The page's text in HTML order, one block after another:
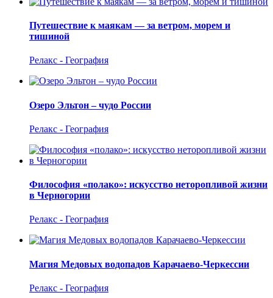
Путешествие к маякам — за ветром, морем и
тишиной
Релакс - География
Озеро Эльтон – чудо России
Релакс - География
Философия «полако»: искусство неторопливой жизни
в Черногории
Релакс - География
Магия Медовых водопадов Карачаево-Черкессии
Релакс - География